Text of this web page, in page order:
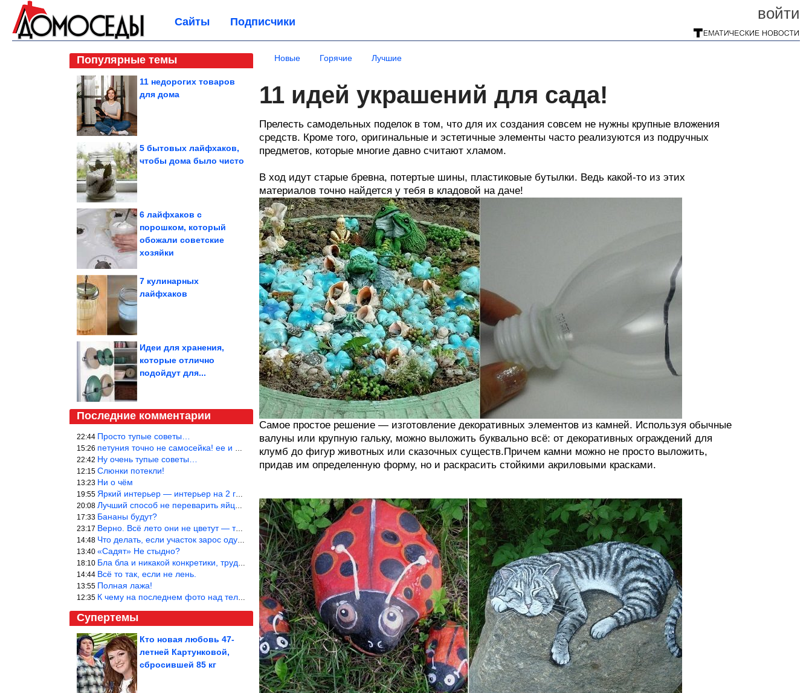
войти
Сайты Подписчики
Популярные темы
11 недорогих товаров
для дома
5 бытовых лайфхаков,
чтобы дома было чисто
6 лайфхаков с
порошком, который
обожали советские
хозяйки
7 кулинарных
лайфхаков
Идеи для хранения,
которые отлично
подойдут для...
Последние комментарии
22:44 Просто тупые советы…
15:26 петуния точно не самосейка! ее и из рассады тяжело вырастить!
22:42 Ну очень тупые советы…
12:15 Слюнки потекли!
13:23 Ни о чём
19:55 Яркий интерьер — интерьер на 2 года! Человек должен отдыхать в с
20:08 Лучший способ не переварить яйцо — довести его до кипения и выкл
17:33 Бананы будут?
23:17 Верно. Всё лето они не цветут — только в его начале. Достаточно
14:48 Что делать, если участок зарос одуванчиками — ничего.
13:40 «Садят» Не стыдно?
18:10 Бла бла и никакой конкретики, трудно указать наименование рекоме
14:44 Всё то так, если не лень.
13:55 Полная лажа!
12:35 К чему на последнем фото над телевизором две полки? Делают интер
Супертемы
ДТП. Подборка на
Июль 2026
Кто новая любовь 47-
летней Картунковой,
сбросившей 85 кг
Новые Горячие Лучшие
11 идей украшений для сада!
Прелесть самодельных поделок в том, что для их создания совсем не нужны крупные вложения
средств. Кроме того, оригинальные и эстетичные элементы часто реализуются из подручных
предметов, которые многие давно считают хламом.
В ход идут старые бревна, потертые шины, пластиковые бутылки. Ведь какой-то из этих
материалов точно найдется у тебя в кладовой на даче!
Самое простое решение — изготовление декоративных элементов из камней. Используя обычные
валуны или крупную гальку, можно выложить буквально всё: от декоративных ограждений для
клумб до фигур животных или сказочных существ.Причем камни можно не просто выложить,
придав им определенную форму, но и раскрасить стойкими акриловыми красками.